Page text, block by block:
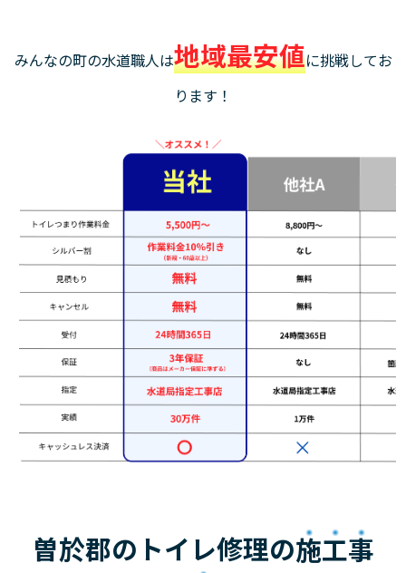
みんなの町の水道職人は地域最安値に挑戦してお
ります！
曽於郡のトイレ修理の施工事